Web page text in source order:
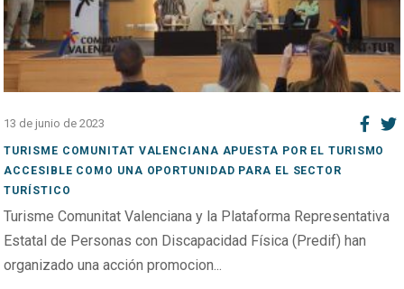
13 de junio de 2023
TURISME COMUNITAT VALENCIANA APUESTA POR EL TURISMO
ACCESIBLE COMO UNA OPORTUNIDAD PARA EL SECTOR
TURÍSTICO
Turisme Comunitat Valenciana y la Plataforma Representativa
Estatal de Personas con Discapacidad Física (Predif) han
organizado una acción promocion...